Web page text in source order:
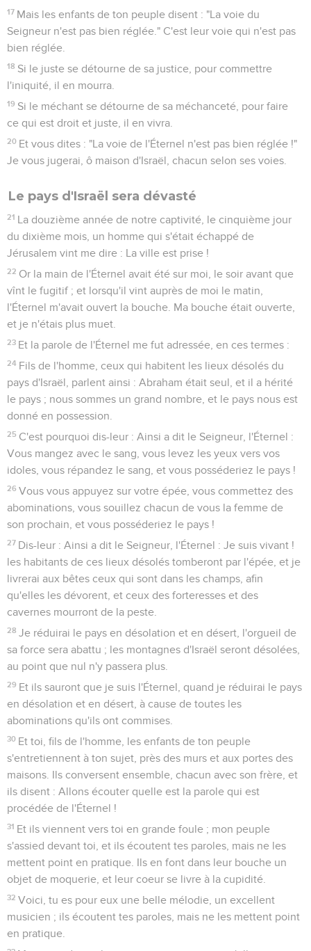
17 Mais les enfants de ton peuple disent : "La voie du
Seigneur n'est pas bien réglée." C'est leur voie qui n'est pas
bien réglée.
18 Si le juste se détourne de sa justice, pour commettre
l'iniquité, il en mourra.
19 Si le méchant se détourne de sa méchanceté, pour faire
ce qui est droit et juste, il en vivra.
20 Et vous dites : "La voie de l'Éternel n'est pas bien réglée !"
Je vous jugerai, ô maison d'Israël, chacun selon ses voies.
Le pays d'Israël sera dévasté
21 La douzième année de notre captivité, le cinquième jour
du dixième mois, un homme qui s'était échappé de
Jérusalem vint me dire : La ville est prise !
22 Or la main de l'Éternel avait été sur moi, le soir avant que
vînt le fugitif ; et lorsqu'il vint auprès de moi le matin,
l'Éternel m'avait ouvert la bouche. Ma bouche était ouverte,
et je n'étais plus muet.
23 Et la parole de l'Éternel me fut adressée, en ces termes :
24 Fils de l'homme, ceux qui habitent les lieux désolés du
pays d'Israël, parlent ainsi : Abraham était seul, et il a hérité
le pays ; nous sommes un grand nombre, et le pays nous est
donné en possession.
25 C'est pourquoi dis-leur : Ainsi a dit le Seigneur, l'Éternel :
Vous mangez avec le sang, vous levez les yeux vers vos
idoles, vous répandez le sang, et vous posséderiez le pays !
26 Vous vous appuyez sur votre épée, vous commettez des
abominations, vous souillez chacun de vous la femme de
son prochain, et vous posséderiez le pays !
27 Dis-leur : Ainsi a dit le Seigneur, l'Éternel : Je suis vivant !
les habitants de ces lieux désolés tomberont par l'épée, et je
livrerai aux bêtes ceux qui sont dans les champs, afin
qu'elles les dévorent, et ceux des forteresses et des
cavernes mourront de la peste.
28 Je réduirai le pays en désolation et en désert, l'orgueil de
sa force sera abattu ; les montagnes d'Israël seront désolées,
au point que nul n'y passera plus.
29 Et ils sauront que je suis l'Éternel, quand je réduirai le pays
en désolation et en désert, à cause de toutes les
abominations qu'ils ont commises.
30 Et toi, fils de l'homme, les enfants de ton peuple
s'entretiennent à ton sujet, près des murs et aux portes des
maisons. Ils conversent ensemble, chacun avec son frère, et
ils disent : Allons écouter quelle est la parole qui est
procédée de l'Éternel !
31 Et ils viennent vers toi en grande foule ; mon peuple
s'assied devant toi, et ils écoutent tes paroles, mais ne les
mettent point en pratique. Ils en font dans leur bouche un
objet de moquerie, et leur coeur se livre à la cupidité.
32 Voici, tu es pour eux une belle mélodie, un excellent
musicien ; ils écoutent tes paroles, mais ne les mettent point
en pratique.